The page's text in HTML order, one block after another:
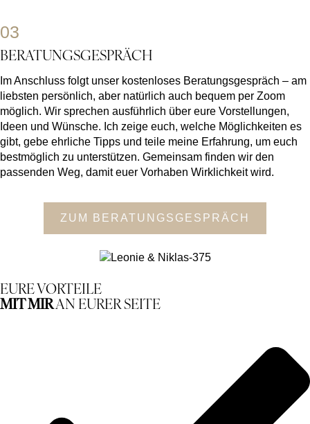
03
BERATUNGSGESPRÄCH
Im Anschluss folgt unser kostenloses Beratungsgespräch – am
liebsten persönlich, aber natürlich auch bequem per Zoom
möglich. Wir sprechen ausführlich über eure Vorstellungen,
Ideen und Wünsche. Ich zeige euch, welche Möglichkeiten es
gibt, gebe ehrliche Tipps und teile meine Erfahrung, um euch
bestmöglich zu unterstützen. Gemeinsam finden wir den
passenden Weg, damit euer Vorhaben Wirklichkeit wird.
ZUM BERATUNGSGESPRÄCH
EURE VORTEILE
MIT MIRAN EURER SEITE